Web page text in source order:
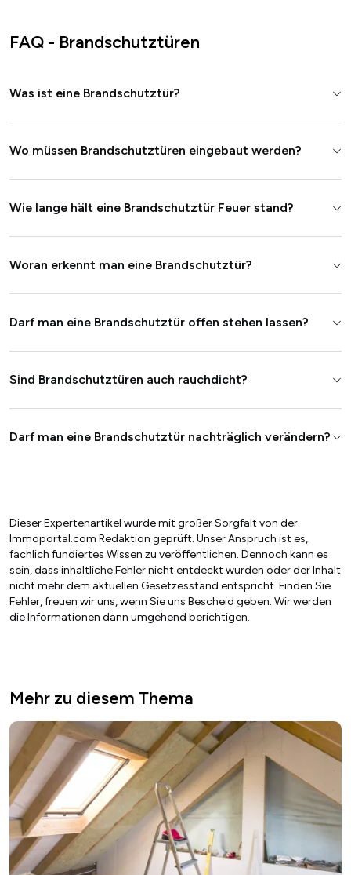
FAQ - Brandschutztüren
Was ist eine Brandschutztür?
Wo müssen Brandschutztüren eingebaut werden?
Wie lange hält eine Brandschutztür Feuer stand?
Woran erkennt man eine Brandschutztür?
Darf man eine Brandschutztür offen stehen lassen?
Sind Brandschutztüren auch rauchdicht?
Darf man eine Brandschutztür nachträglich verändern?
Dieser Expertenartikel wurde mit großer Sorgfalt von der
Immoportal.com Redaktion geprüft. Unser Anspruch ist es,
fachlich fundiertes Wissen zu veröffentlichen. Dennoch kann es
sein, dass inhaltliche Fehler nicht entdeckt wurden oder der Inhalt
nicht mehr dem aktuellen Gesetzesstand entspricht. Finden Sie
Fehler, freuen wir uns, wenn Sie uns Bescheid geben. Wir werden
die Informationen dann umgehend berichtigen.
Mehr zu diesem Thema